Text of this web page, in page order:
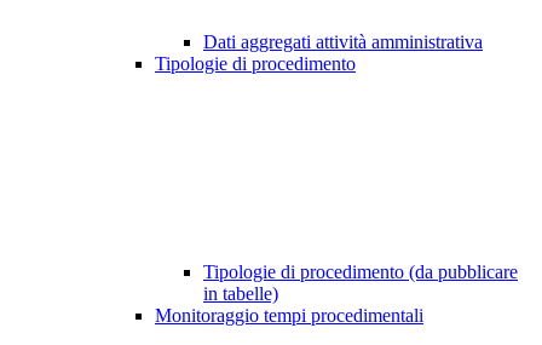
Dati aggregati attività amministrativa
Tipologie di procedimento
Tipologie di procedimento (da pubblicare
in tabelle)
Monitoraggio tempi procedimentali